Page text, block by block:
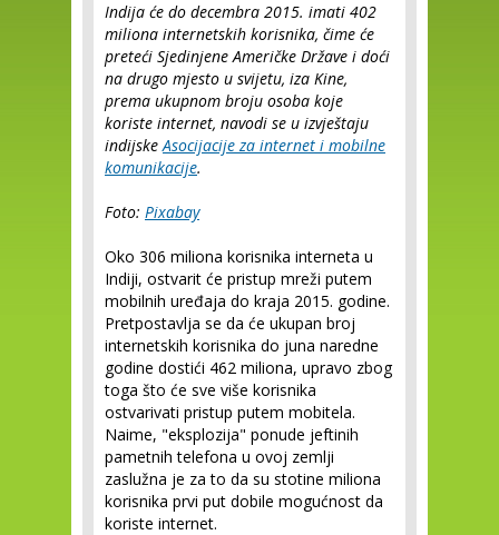
Indija će do decembra 2015. imati 402
miliona internetskih korisnika, čime će
preteći Sjedinjene Američke Države i doći
na drugo mjesto u svijetu, iza Kine,
prema ukupnom broju osoba koje
koriste internet, navodi se u izvještaju
indijskeAsocijacije za internet i mobilne
komunikacije.
Foto: Pixabay
Oko 306 miliona korisnika interneta u
Indiji, ostvarit će pristup mreži putem
mobilnih uređaja do kraja 2015. godine.
Pretpostavlja se da će ukupan broj
internetskih korisnika do juna naredne
godine dostići 462 miliona, upravo zbog
toga što će sve više korisnika
ostvarivati pristup putem mobitela.
Naime, "eksplozija" ponude jeftinih
pametnih telefona u ovoj zemlji
zaslužna je za to da su stotine miliona
korisnika prvi put dobile mogućnost da
koriste internet.